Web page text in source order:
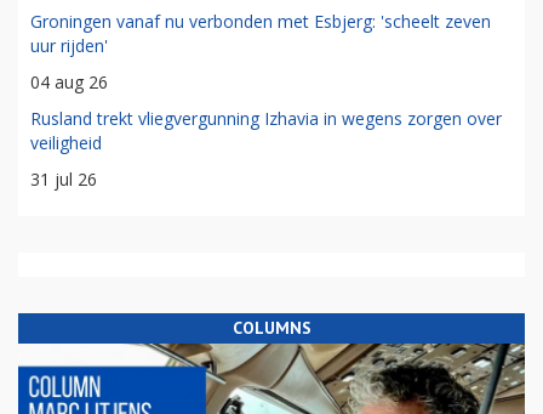
Groningen vanaf nu verbonden met Esbjerg: 'scheelt zeven
uur rijden'
04 aug 26
Rusland trekt vliegvergunning Izhavia in wegens zorgen over
veiligheid
31 jul 26
COLUMNS